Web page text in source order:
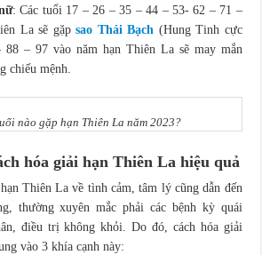
: Các tuổi 17 – 26 – 35 – 44 – 53- 62 – 71 –
La sẽ gặpsao Thái Bạch (Hung Tinh cực
– 97 vào năm hạn Thiên La sẽ may mắn
chiếu mệnh.
nào gặp hạn Thiên La năm 2023?
hóa giải hạn Thiên La hiệu quả
Thiên La về tình cảm, tâm lý cũng dẫn đến
thường xuyên mắc phải các bệnh kỳ quái
điều trị không khỏi. Do đó, cách hóa giải
vào 3 khía cạnh này: